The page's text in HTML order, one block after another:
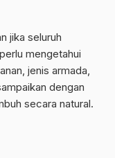
jika seluruh
mengetahui
jenis armada,
dengan
secara natural.